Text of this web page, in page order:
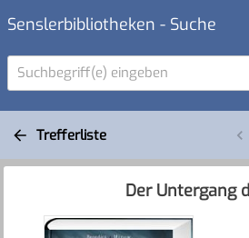
Senslerbibliotheken - Suche
Suchbegriff(e) eingeben
Trefferliste
Der Untergang